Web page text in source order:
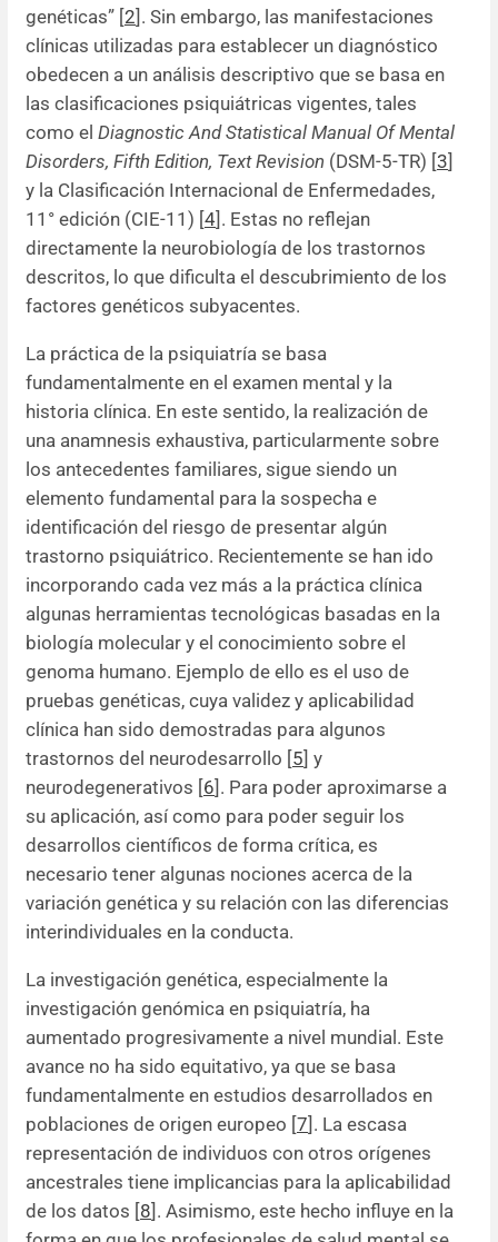
genéticas” [2]. Sin embargo, las manifestaciones
clínicas utilizadas para establecer un diagnóstico
obedecen a un análisis descriptivo que se basa en
las clasificaciones psiquiátricas vigentes, tales
como el Diagnostic And Statistical Manual Of Mental
Disorders, Fifth Edition, Text Revision (DSM-5-TR) [3]
y la Clasificación Internacional de Enfermedades,
11° edición (CIE-11) [4]. Estas no reflejan
directamente la neurobiología de los trastornos
descritos, lo que dificulta el descubrimiento de los
factores genéticos subyacentes.
La práctica de la psiquiatría se basa
fundamentalmente en el examen mental y la
historia clínica. En este sentido, la realización de
una anamnesis exhaustiva, particularmente sobre
los antecedentes familiares, sigue siendo un
elemento fundamental para la sospecha e
identificación del riesgo de presentar algún
trastorno psiquiátrico. Recientemente se han ido
incorporando cada vez más a la práctica clínica
algunas herramientas tecnológicas basadas en la
biología molecular y el conocimiento sobre el
genoma humano. Ejemplo de ello es el uso de
pruebas genéticas, cuya validez y aplicabilidad
clínica han sido demostradas para algunos
trastornos del neurodesarrollo [5] y
neurodegenerativos [6]. Para poder aproximarse a
su aplicación, así como para poder seguir los
desarrollos científicos de forma crítica, es
necesario tener algunas nociones acerca de la
variación genética y su relación con las diferencias
interindividuales en la conducta.
La investigación genética, especialmente la
investigación genómica en psiquiatría, ha
aumentado progresivamente a nivel mundial. Este
avance no ha sido equitativo, ya que se basa
fundamentalmente en estudios desarrollados en
poblaciones de origen europeo [7]. La escasa
representación de individuos con otros orígenes
ancestrales tiene implicancias para la aplicabilidad
de los datos [8]. Asimismo, este hecho influye en la